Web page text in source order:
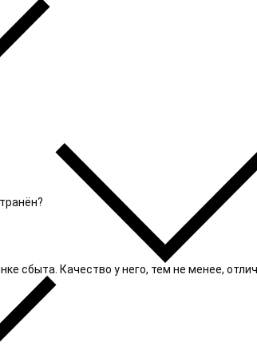
сбыта. Качество у него, тем не менее,